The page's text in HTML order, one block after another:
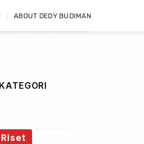
ABOUT DEDY BUDIMAN